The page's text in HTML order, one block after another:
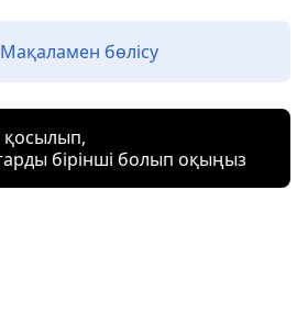
Мақаламен бөлісу
қосылып,
бірінші болып оқыңыз